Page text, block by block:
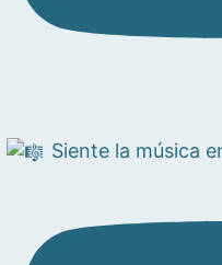
Siente la música